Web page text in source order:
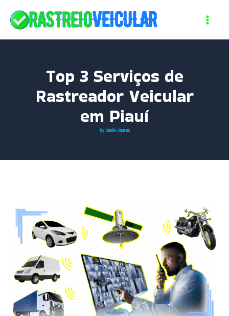
Top 3 Serviços de
Rastreador Veicular
em Piauí
ByDanilo Soares